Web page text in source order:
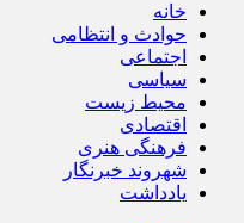
خانه
حوادث و انتظامی
اجتماعی
سیاسی
محیط زیست
اقتصادی
فرهنگی هنری
شهروند خبرنگار
یادداشت